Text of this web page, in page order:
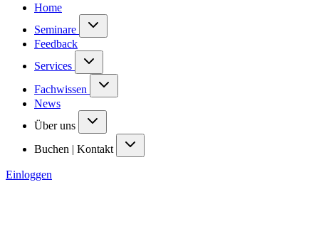
Home
Seminare
Feedback
Services
Fachwissen
News
Über uns
Buchen | Kontakt
Einloggen